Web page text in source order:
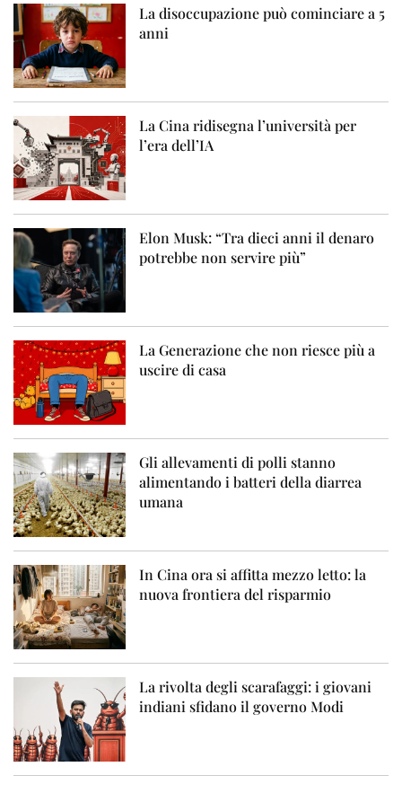
La disoccupazione può cominciare a 5
anni
La Cina ridisegna l’università per
l’era dell’IA
Elon Musk: “Tra dieci anni il denaro
potrebbe non servire più”
La Generazione che non riesce più a
uscire di casa
Gli allevamenti di polli stanno
alimentando i batteri della diarrea
umana
In Cina ora si affitta mezzo letto: la
nuova frontiera del risparmio
La rivolta degli scarafaggi: i giovani
indiani sfidano il governo Modi